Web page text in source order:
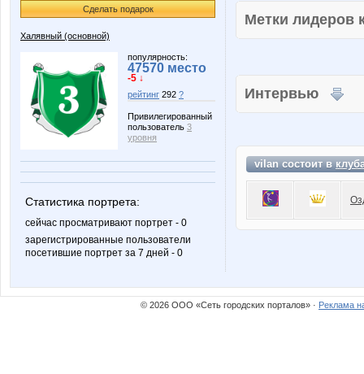
Сделать подарок
Халявный (основной)
популярность:
47570 место
-5 ↓
рейтинг 292 ?
Привилегированный
пользователь 3
уровня
Статистика портрета:
сейчас просматривают портрет - 0
зарегистрированные пользователи
посетившие портрет за 7 дней - 0
Метки
Интервью
vilan состоит в
© 2026 ООО «Сеть городских порталов» · Реклама